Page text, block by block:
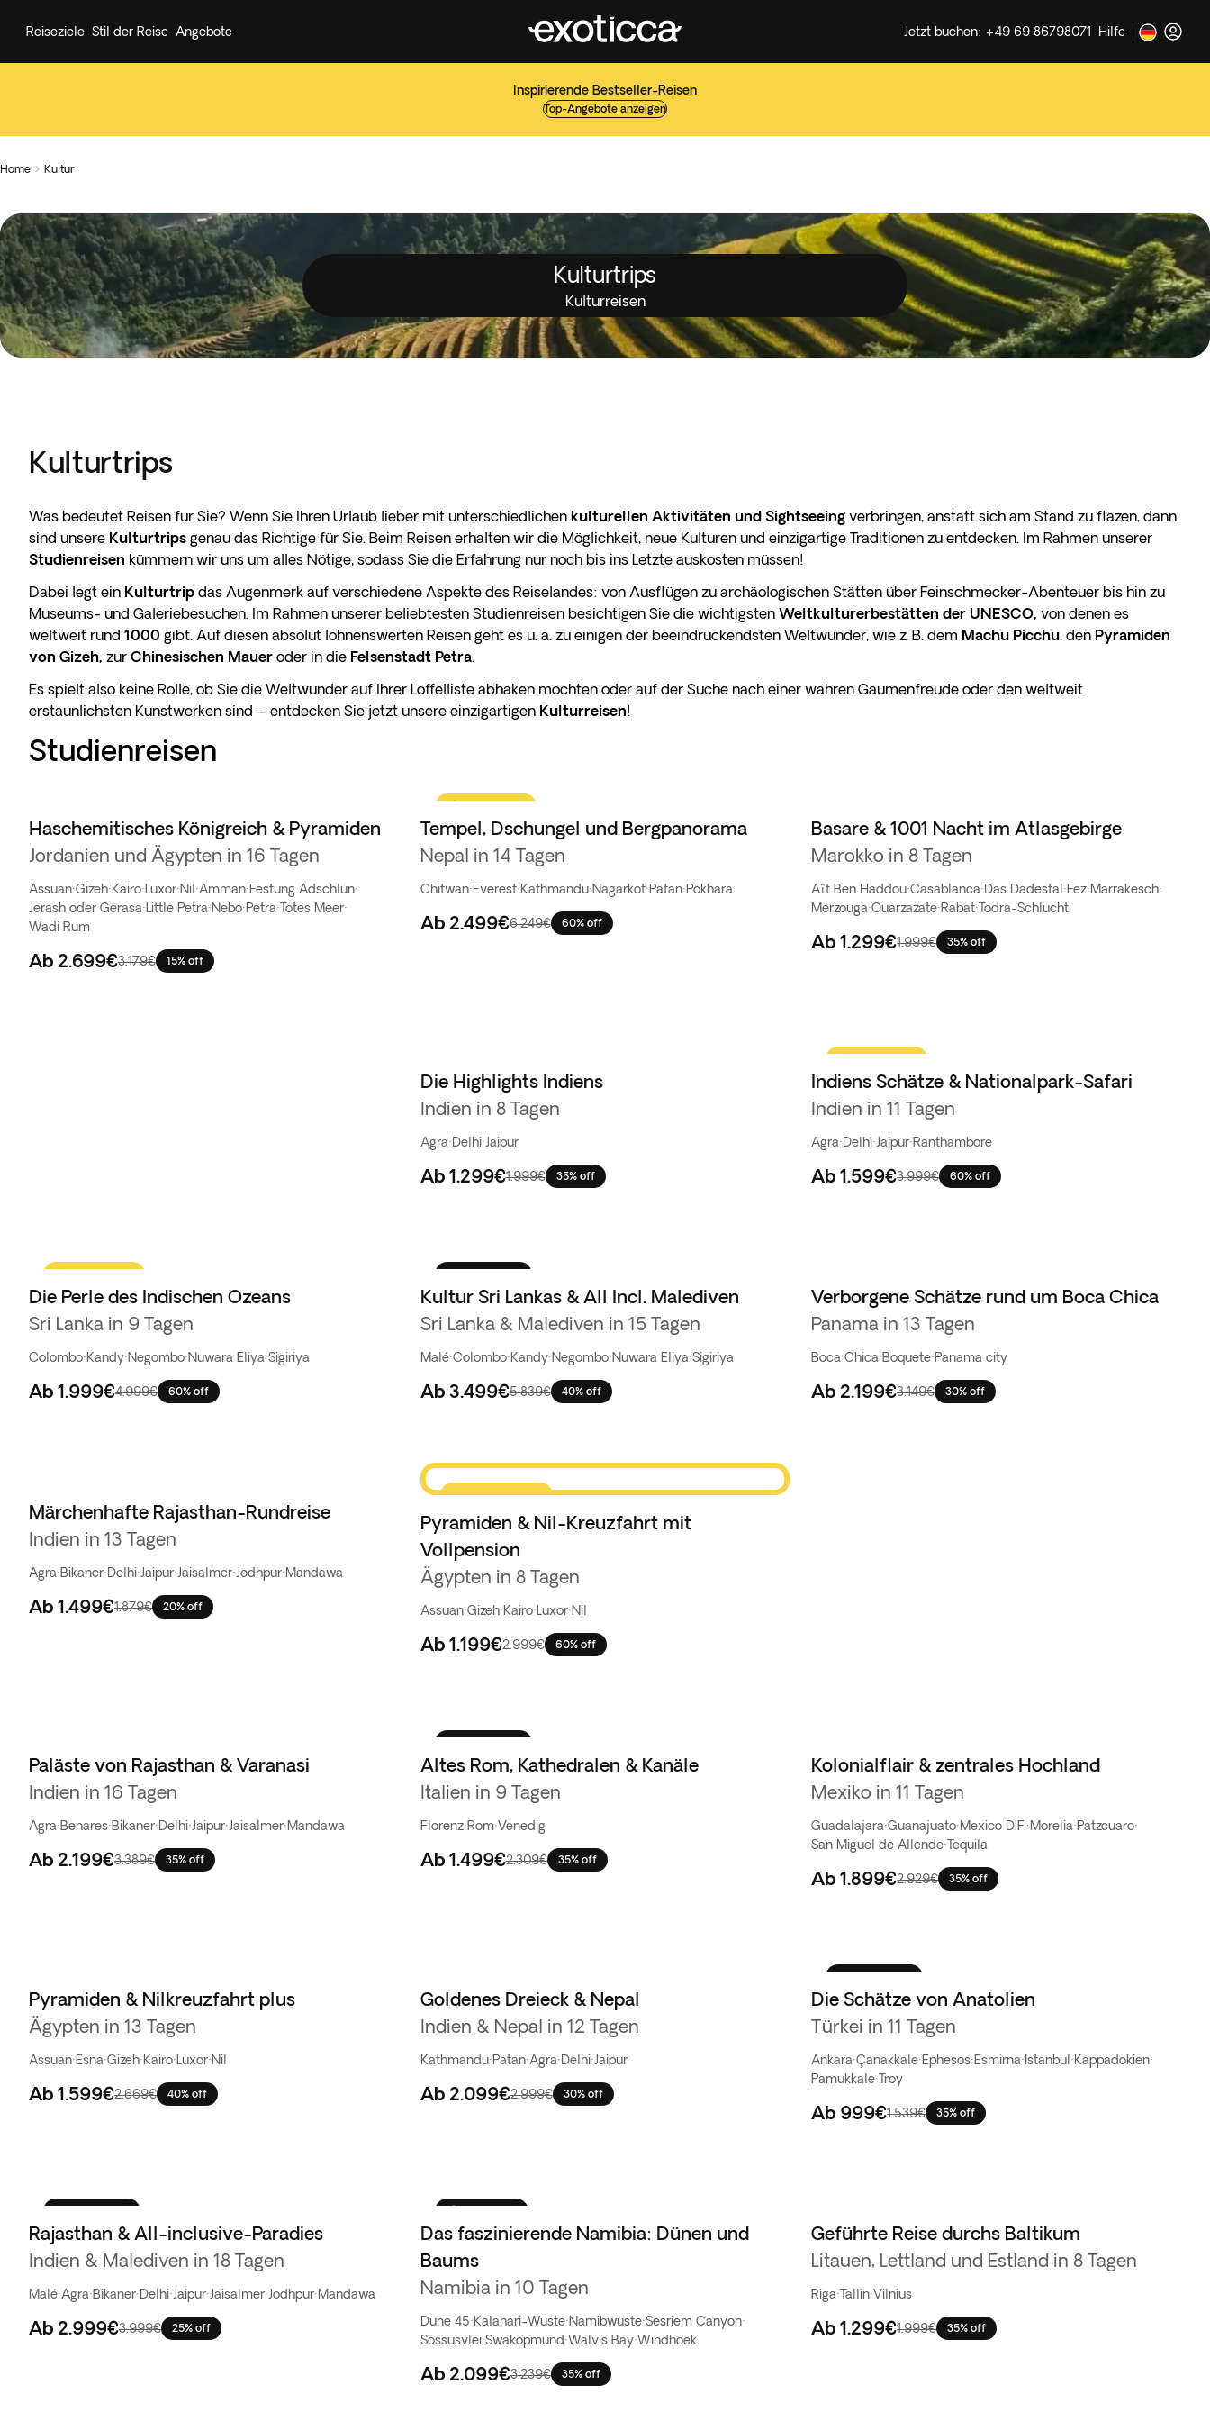
Inspirierende Bestseller-Reisen
Top-Angebote anzeigen
Reiseziele Stil der Reise Angebote Jetzt buchen: +49 69 86798071 Hilfe
Home  Kultur
Kulturtrips
Kulturreisen
Kulturtrips
Was bedeutet Reisen für Sie? Wenn Sie Ihren Urlaub lieber mit unterschiedlichen kulturellen Aktivitäten und Sightseeing verbringen, anstatt sich am Stand zu fläzen, dann
sind unsere Kulturtrips genau das Richtige für Sie. Beim Reisen erhalten wir die Möglichkeit, neue Kulturen und einzigartige Traditionen zu entdecken. Im Rahmen unserer
Studienreisen kümmern wir uns um alles Nötige, sodass Sie die Erfahrung nur noch bis ins Letzte auskosten müssen!
Dabei legt ein Kulturtrip das Augenmerk auf verschiedene Aspekte des Reiselandes: von Ausflügen zu archäologischen Stätten über Feinschmecker-Abenteuer bis hin zu
Museums- und Galeriebesuchen. Im Rahmen unserer beliebtesten Studienreisen besichtigen Sie die wichtigsten Weltkulturerbestätten der UNESCO, von denen es
weltweit rund 1000 gibt. Auf diesen absolut lohnenswerten Reisen geht es u. a. zu einigen der beeindruckendsten Weltwunder, wie z. B. dem Machu Picchu, den Pyramiden
von Gizeh, zur Chinesischen Mauer oder in die Felsenstadt Petra.
Es spielt also keine Rolle, ob Sie die Weltwunder auf Ihrer Löffelliste abhaken möchten oder auf der Suche nach einer wahren Gaumenfreude oder den weltweit
erstaunlichsten Kunstwerken sind – entdecken Sie jetzt unsere einzigartigen Kulturreisen!
Studienreisen
Haschemitisches Königreich & Pyramiden
Jordanien und Ägypten in 16 Tagen
Assuan·Gizeh·Kairo· Luxor·Nil ·Amman·Festung Adschlun·
Jerash oder Gerasa· Little Petra·Nebo·Petra·Totes Meer·
Wadi Rum
Ab 2.699€3.179€ 15% off
Tempel, Dschungel und Bergpanorama
Nepal in 14 Tagen
Chitwan·Everest·Kathmandu·Nagarkot·Patan·Pokhara
Ab 2.499€6.249€ 60% off
Basare & 1001 Nacht im Atlasgebirge
Marokko in 8 Tagen
Aït Ben Haddou·Casablanca·Das Dadestal ·Fez·Marrakesch·
Merzouga·Ouarzazate·Rabat·Todra-Schlucht
Ab 1.299€1.999€ 35% off
Die Highlights Indiens
Indien in 8 Tagen
Agra·Delhi·Jaipur
Ab 1.299€1.999€ 35% off
Indiens Schätze & Nationalpark-Safari
Indien in 11 Tagen
Agra·Delhi·Jaipur·Ranthambore
Ab 1.599€3.999€ 60% off
Die Perle des Indischen Ozeans
Sri Lanka in 9 Tagen
Colombo·Kandy·Negombo·Nuwara Eliya·Sigiriya
Ab 1.999€4.999€ 60% off
Kultur Sri Lankas & All Incl. Malediven
Sri Lanka & Malediven in 15 Tagen
Malé·Colombo·Kandy·Negombo·Nuwara Eliya·Sigiriya
Ab 3.499€5.839€ 40% off
Verborgene Schätze rund um Boca Chica
Panama in 13 Tagen
Boca Chica·Boquete·Panama city
Ab 2.199€3.149€ 30% off
Märchenhafte Rajasthan-Rundreise
Indien in 13 Tagen
Agra·Bikaner·Delhi·Jaipur·Jaisalmer·Jodhpur·Mandawa
Ab 1.499€1.879€ 20% off
Knaller-Deal
Pyramiden & Nil-Kreuzfahrt mit
Vollpension
Ägypten in 8 Tagen
Assuan·Gizeh·Kairo· Luxor·Nil
Ab 1.199€2.999€ 60% off
Paläste von Rajasthan & Varanasi
Indien in 16 Tagen
Agra·Benares·Bikaner·Delhi·Jaipur·Jaisalmer·Mandawa
Ab 2.199€3.389€ 35% off
Altes Rom, Kathedralen & Kanäle
Italien in 9 Tagen
Florenz·Rom·Venedig
Ab 1.499€2.309€ 35% off
Kolonialflair & zentrales Hochland
Mexiko in 11 Tagen
Guadalajara·Guanajuato·Mexico D.F.·Morelia·Patzcuaro·
San Miguel de Allende·Tequila
Ab 1.899€2.929€ 35% off
Pyramiden & Nilkreuzfahrt plus
Ägypten in 13 Tagen
Assuan·Esna·Gizeh·Kairo· Luxor·Nil
Ab 1.599€2.669€ 40% off
Goldenes Dreieck & Nepal
Indien & Nepal in 12 Tagen
Kathmandu·Patan·Agra·Delhi·Jaipur
Ab 2.099€2.999€ 30% off
Die Schätze von Anatolien
Türkei in 11 Tagen
Ankara·Çanakkale·Ephesos·Esmirna· Istanbul ·Kappadokien·
Pamukkale·Troy
Ab 999€1.539€ 35% off
Rajasthan & All-inclusive-Paradies
Indien & Malediven in 18 Tagen
Malé·Agra·Bikaner·Delhi·Jaipur·Jaisalmer·Jodhpur·Mandawa
Ab 2.999€3.999€ 25% off
Das faszinierende Namibia: Dünen und
Baums
Namibia in 10 Tagen
Dune 45·Kalahari-Wüste·Namibwüste·Sesriem Canyon·
Sossusvlei·Swakopmund·Walvis Bay·Windhoek
Ab 2.099€3.239€ 35% off
Geführte Reise durchs Baltikum
Litauen, Lettland und Estland in 8 Tagen
Riga·Tallin·Vilnius
Ab 1.299€1.999€ 35% off